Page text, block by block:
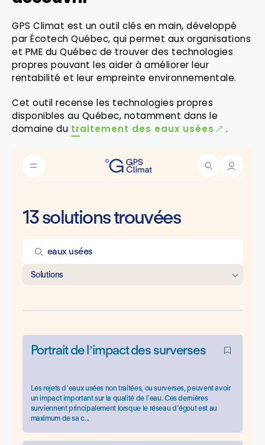
GPS Climat est un outil clés en main, développé
par Écotech Québec, qui permet aux organisations
et PME du Québec de trouver des technologies
propres pouvant les aider à améliorer leur
rentabilité et leur empreinte environnementale.
Cet outil recense les technologies propres
disponibles au Québec, notamment dans le
domaine du traitement des eaux usées .